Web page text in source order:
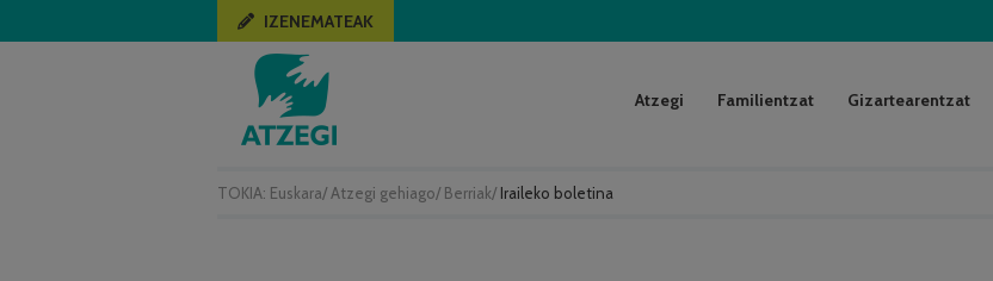
TOKIA: Euskara/ Atzegi gehiago/ Berriak/ Iraileko boletina
IZENEMATEAK
Atzegi Familientzat Gizartearentzat